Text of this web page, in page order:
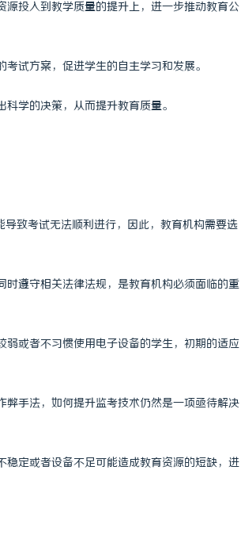
投入到教学质量的提升上，进一步推动教育公
试方案，促进学生的自主学习和发展。
学的决策，从而提升教育质量。
致考试无法顺利进行，因此，教育机构需要选
遵守相关法律法规，是教育机构必须面临的重
或者不习惯使用电子设备的学生，初期的适应
手法，如何提升监考技术仍然是一项亟待解决
定或者设备不足可能造成教育资源的短缺，进